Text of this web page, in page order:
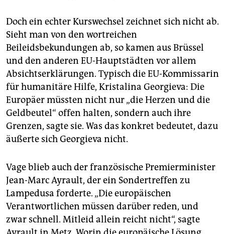
Doch ein echter Kurswechsel zeichnet sich nicht ab.
Sieht man von den wortreichen
Beileidsbekundungen ab, so kamen aus Brüssel
und den anderen EU-Hauptstädten vor allem
Absichtserklärungen. Typisch die EU-Kommissarin
für humanitäre Hilfe, Kristalina Georgieva: Die
Europäer müssten nicht nur „die Herzen und die
Geldbeutel“ offen halten, sondern auch ihre
Grenzen, sagte sie. Was das konkret bedeutet, dazu
äußerte sich Georgieva nicht.
Vage blieb auch der französische Premierminister
Jean-Marc Ayrault, der ein Sondertreffen zu
Lampedusa forderte. „Die europäischen
Verantwortlichen müssen darüber reden, und
zwar schnell. Mitleid allein reicht nicht“, sagte